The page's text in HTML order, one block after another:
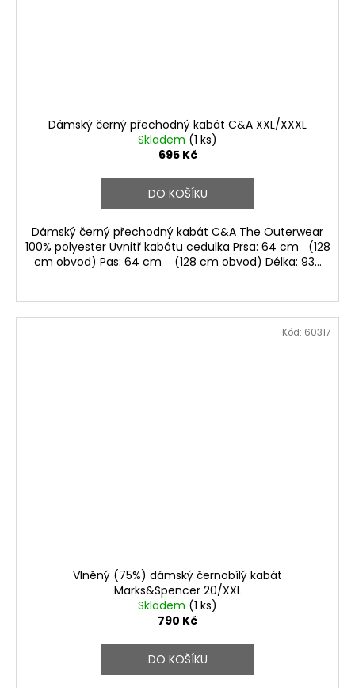
Dámský černý přechodný kabát C&A XXL/XXXL
Skladem (1 ks)
695 Kč
DO KOŠÍKU
Dámský černý přechodný kabát C&A The Outerwear
100% polyester Uvnitř kabátu cedulka Prsa: 64 cm (128
cm obvod) Pas: 64 cm (128 cm obvod) Délka: 93...
Vlněný (75%) dámský černobílý kabát
Marks&Spencer 20/XXL
Skladem (1 ks)
790 Kč
DO KOŠÍKU
Kód: 60317